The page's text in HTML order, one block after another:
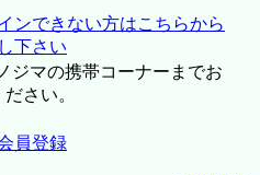
ンできない方はこちらから
下さい
ジマの携帯コーナーまでお
さい。
員登録